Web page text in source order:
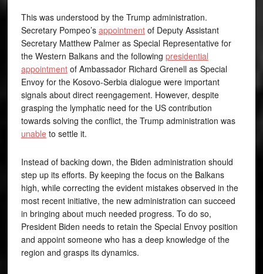
This was understood by the Trump administration.
Secretary Pompeo’s appointmentof Deputy Assistant
Secretary Matthew Palmer as Special Representative for
the Western Balkans and the following presidential
appointmentof Ambassador Richard Grenell as Special
Envoy for the Kosovo-Serbia dialogue were important
signals about direct reengagement. However, despite
grasping the lymphatic need for the US contribution
towards solving the conflict, the Trump administration was
unableto settle it.
Instead of backing down, the Biden administration should
step up its efforts. By keeping the focus on the Balkans
high, while correcting the evident mistakes observed in the
most recent initiative, the new administration can succeed
in bringing about much needed progress. To do so,
President Biden needs to retain the Special Envoy position
and appoint someone who has a deep knowledge of the
region and grasps its dynamics.